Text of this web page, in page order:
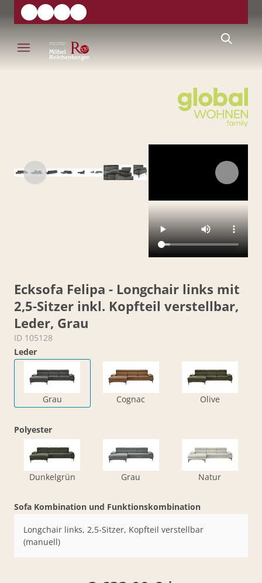
Ecksofa Felipa - Longchair links mit
2,5-Sitzer inkl. Kopfteil verstellbar,
Leder, Grau
ID 105128
Leder
Grau Cognac Olive
Polyester
Dunkelgrün Grau Natur
Sofa Kombination und Funktionskombination
Longchair links, 2,5-Sitzer, Kopfteil verstellbar
(manuell)